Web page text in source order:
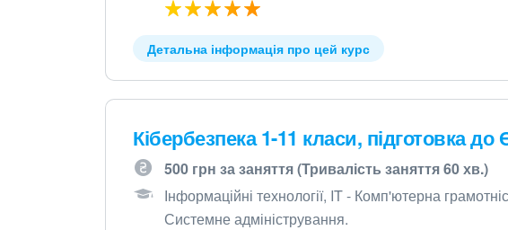
Детальна інформація про цей курс
Кібербезпека 1-11 класи, підготовка до
500 грн за заняття (Тривалість заняття 60 хв.)
Інформаційні технології, IT - Комп'ютерна
Системне адміністрування.